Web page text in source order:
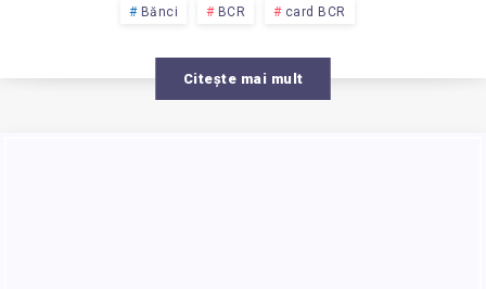
Bănci BCR card BCR
Citește mai mult